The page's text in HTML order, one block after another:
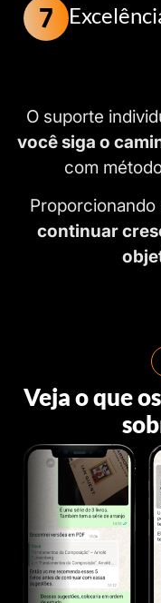
O suporte
você siga o
com
continuar
Veja o que